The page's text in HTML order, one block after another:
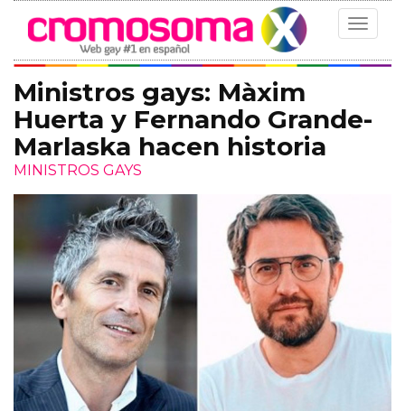
Toggle
Ministros gays: Màxim
Huerta y Fernando Grande-
Marlaska hacen historia
MINISTROS GAYS